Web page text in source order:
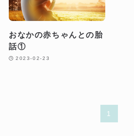
おなかの赤ちゃんとの胎
話①
2023-02-23
1